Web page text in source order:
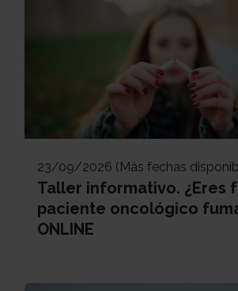
23/09/2026 (Más fechas
Taller informativo. ¿Eres
paciente oncológico
ONLINE